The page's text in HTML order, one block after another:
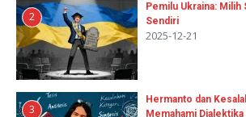
2
Pemilu Ukraina: Milih
Sendiri
2025-12-21
3
Hermanto dan
Memahami